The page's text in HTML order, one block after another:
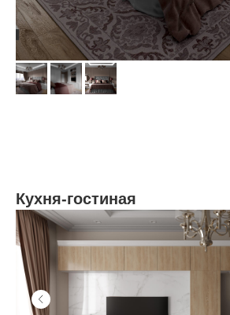
Кухня-гостиная